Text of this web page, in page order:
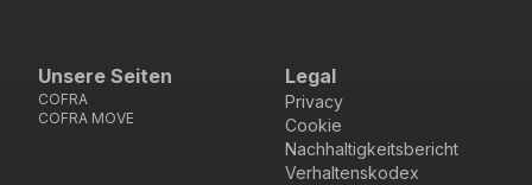
Unsere Seiten
COFRA
COFRA MOVE
Legal
Privacy
Cookie
Nachhaltigkeitsbericht
Verhaltenskodex